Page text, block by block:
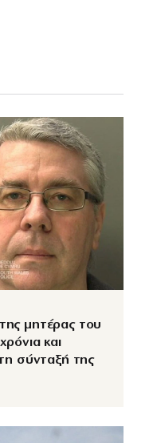
μητέρας του
και
σύνταξή της